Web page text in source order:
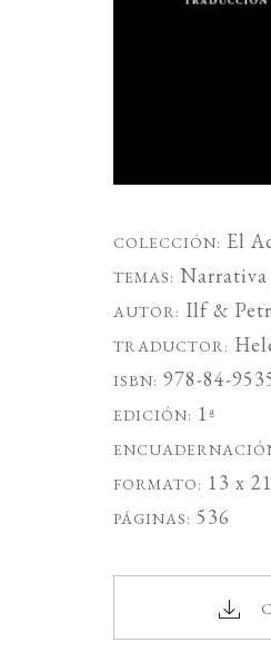
COLECCIÓN: El
TEMAS: Narrativa
AUTOR: Ilf &
TRADUCTOR:
ISBN: 978-84-
EDICIÓN: 1ª
FORMATO: 13 x
PÁGINAS: 536